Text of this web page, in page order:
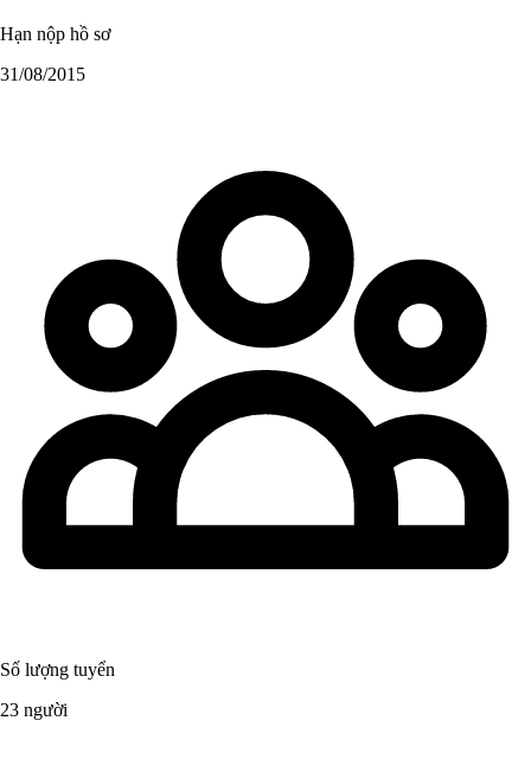
Hạn nộp hồ sơ
31/08/2015
Số lượng tuyển
23 người